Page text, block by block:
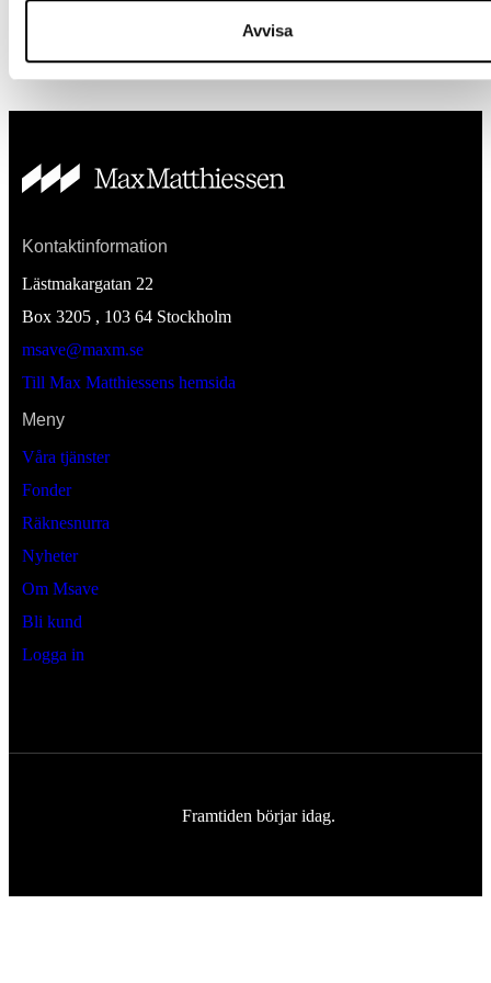
Avvisa
Kontaktinformation
Lästmakargatan 22
Box 3205 , 103 64 Stockholm
msave@maxm.se
Till Max Matthiessens hemsida
Meny
Våra tjänster
Fonder
Räknesnurra
Nyheter
Om Msave
Bli kund
Logga in
Framtiden börjar idag.